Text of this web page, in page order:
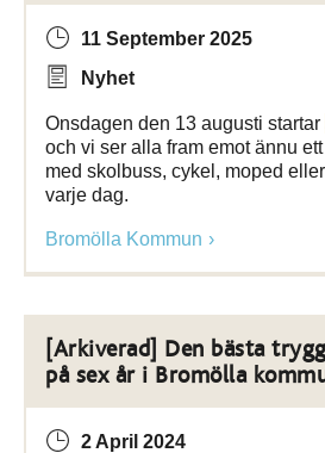
11 September 2025
Nyhet
Onsdagen den 13 augusti startar
och vi ser alla fram emot ännu
med skolbuss, cykel, moped
varje dag.
Bromölla Kommun
[Arkiverad] Den bästa
på sex år i Bromölla
2 April 2024